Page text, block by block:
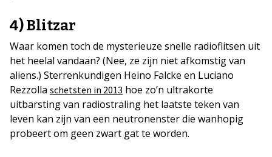
4) Blitzar
Waar komen toch de mysterieuze snelle radioflitsen uit
het heelal vandaan? (Nee, ze zijn niet afkomstig van
aliens.) Sterrenkundigen Heino Falcke en Luciano
Rezzolla schetsten in 2013 hoe zo’n ultrakorte
uitbarsting van radiostraling het laatste teken van
leven kan zijn van een neutronenster die wanhopig
probeert om geen zwart gat te worden.